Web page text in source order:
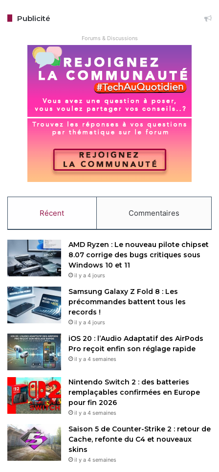
Publicité
Forums & Discussions
Récent Commentaires
AMD Ryzen : Le nouveau pilote chipset
8.07 corrige des bugs critiques sous
Windows 10 et 11
il y a 4 jours
Samsung Galaxy Z Fold 8 : Les
précommandes battent tous les
records !
il y a 4 jours
iOS 20 : l’Audio Adaptatif des AirPods
Pro reçoit enfin son réglage rapide
il y a 4 semaines
Nintendo Switch 2 : des batteries
remplaçables confirmées en Europe
pour fin 2026
il y a 4 semaines
Saison 5 de Counter-Strike 2 : retour de
Cache, refonte du C4 et nouveaux
skins
il y a 4 semaines